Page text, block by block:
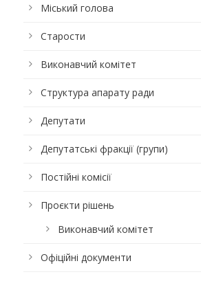
Міський голова
Старости
Виконавчий комітет
Структура апарату ради
Депутати
Депутатські фракції (групи)
Постійні комісії
Проєкти рішень
Виконавчий комітет
Офіційні документи